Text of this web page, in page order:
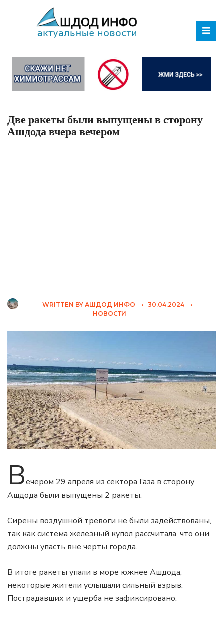
Две ракеты были выпущены в сторону
Ашдода вчера вечером
WRITTEN BY АШДОД ИНФО • 30.04.2024
•
НОВОСТИ
Вечером 29 апреля из сектора Газа в сторону
Ашдода были выпущены 2 ракеты.
Сирены воздушной тревоги не были задействованы,
так как система железный купол рассчитала, что они
должны упасть вне черты города.
В итоге ракеты упали в море южнее Ашдода,
некоторые жители услышали сильный взрыв.
Пострадавших и ущерба не зафиксировано.